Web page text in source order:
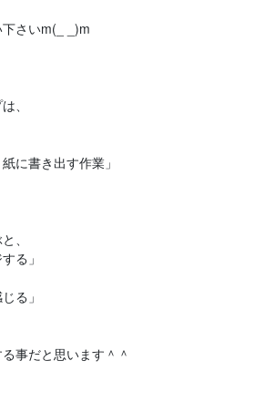
さいm(_ _)m
、
に書き出す作業」
、
る」
る」
事だと思います＾＾